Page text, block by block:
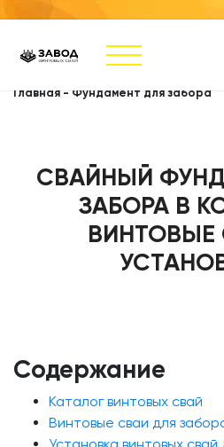
Главная - Фундамент для забора
СВАЙНЫЙ
ЗАБОРА В
ВИНТОВЫЕ
Содержание
Каталог винтовых свай
Винтовые сваи для